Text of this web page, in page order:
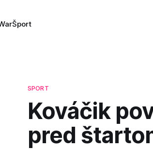
Šport
SPORT
Kováčik
pred